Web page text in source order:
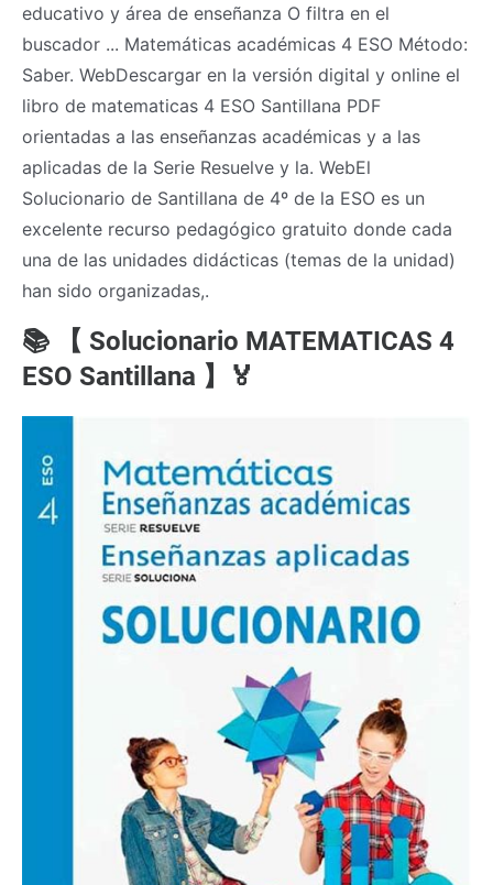
educativo y área de enseñanza O filtra en el
buscador ... Matemáticas académicas 4 ESO Método:
Saber. WebDescargar en la versión digital y online el
libro de matematicas 4 ESO Santillana PDF
orientadas a las enseñanzas académicas y a las
aplicadas de la Serie Resuelve y la. WebEl
Solucionario de Santillana de 4º de la ESO es un
excelente recurso pedagógico gratuito donde cada
una de las unidades didácticas (temas de la unidad)
han sido organizadas,.
📚 【 Solucionario MATEMATICAS 4
ESO Santillana 】🏅